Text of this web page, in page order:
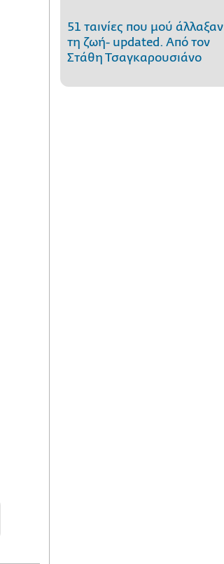
51 ταινίες που μού άλλαξαν
τη ζωή- updated. Aπό τον
Στάθη Τσαγκαρουσιάνο